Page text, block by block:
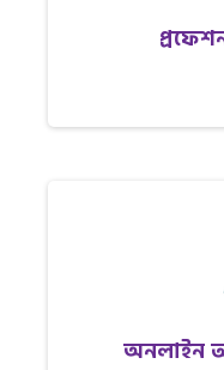
অনলাইন